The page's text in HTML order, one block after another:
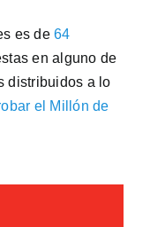
es de64
en alguno de
distribuidos a lo
el Millón de